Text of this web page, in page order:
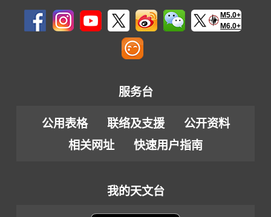
M5.0+
M6.0+
服务台
公用表格 联络及支援
公开资料
相关网址
快速用户指南
我的天文台